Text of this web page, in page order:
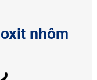
nhôm